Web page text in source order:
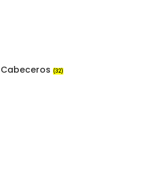
Cabeceros (32)